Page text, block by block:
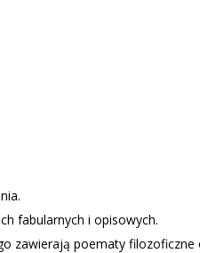
fabularnych i opisowych.
zawierają poematy filozoficzne